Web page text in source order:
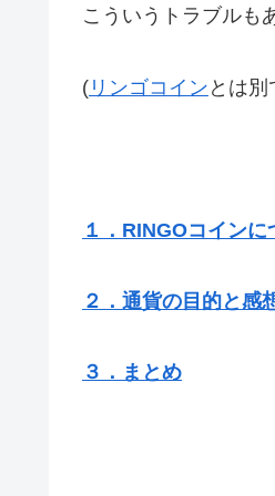
こういうトラブルも
( リンゴコイン とは別
１．RINGOコインに
２．通貨の目的と感
３．まとめ